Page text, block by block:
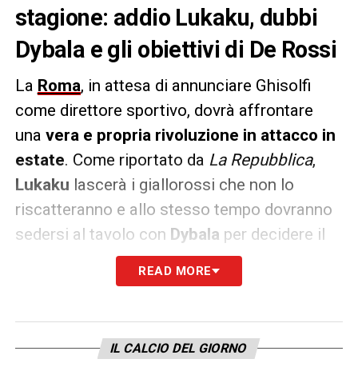
stagione: addio Lukaku, dubbi
Dybala e gli obiettivi di De Rossi
La Roma, in attesa di annunciare Ghisolfi
come direttore sportivo, dovrà affrontare
una vera e propria rivoluzione in attacco in
estate. Come riportato da La Repubblica,
Lukaku lascerà i giallorossi che non lo
riscatteranno e allo stesso tempo dovranno
sedersi al tavolo con Dybala per decidere il
rinforzo: si tratta diSamu Omorodion,
centravanti spagnoloclasse 2004
READ MORE
IL CALCIO DEL GIORNO